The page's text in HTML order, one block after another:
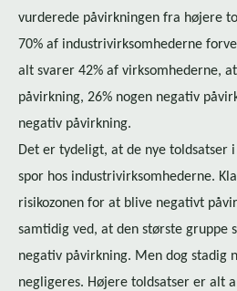
vurderede påvirkningen fra højere
70% af in­du­stri­virk­som­he­der­ne
alt svarer 42% af virksomhederne,
påvirkning, 26% nogen negativ
negativ påvirkning.
Det er tydeligt, at de nye toldsatser
spor hos in­du­stri­virk­som­he­der­ne.
risikozonen for at blive negativt
samtidig ved, at den største gruppe
negativ påvirkning. Men dog stadig
negligeres. Højere toldsatser er alt